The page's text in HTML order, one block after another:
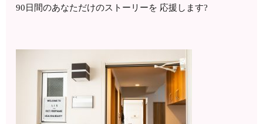
90日間のあなただけのストーリーを 応援します?